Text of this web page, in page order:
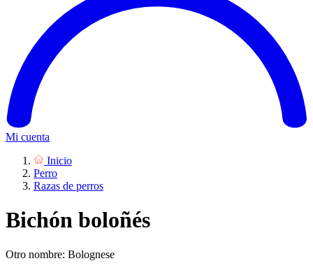
Mi cuenta
Inicio
Perro
Razas de perros
Bichón boloñés
Otro nombre: Bolognese